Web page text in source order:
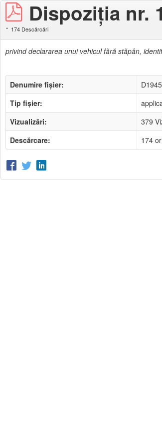
Dispoziţia nr.
174 Descărcări
privind declararea unui vehicul fără stăpân,
Denumire fișier:
Tip fișier:
Vizualizări:
379
Descărcare:
174